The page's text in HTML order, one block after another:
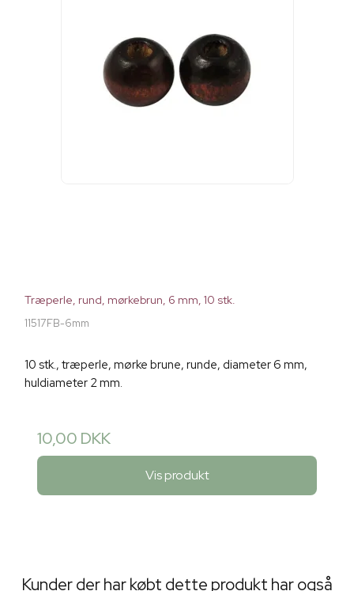
Træperle, rund, mørkebrun, 6 mm, 10 stk.
11517FB-6mm
10 stk., træperle, mørke brune, runde, diameter 6 mm,
huldiameter 2 mm.
10,00 DKK
Vis produkt
Kunder der har købt dette produkt har også